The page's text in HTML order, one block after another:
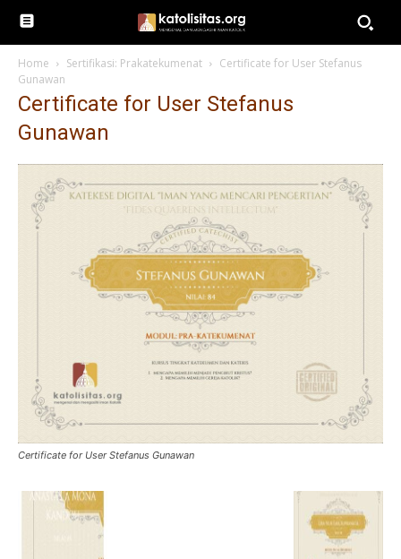
Home Sertifikasi: Prakatekumenat
Certificate for User Stefanus
Gunawan
Certificate for User Stefanus
Gunawan
Certificate for User Stefanus Gunawan